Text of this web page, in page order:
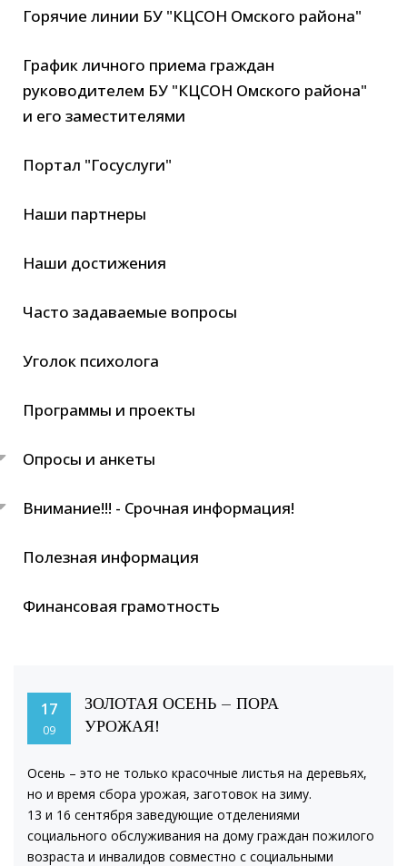
Горячие линии БУ "КЦСОН Омского района"
График личного приема граждан
руководителем БУ "КЦСОН Омского района"
и его заместителями
Портал "Госуслуги"
Наши партнеры
Наши достижения
Часто задаваемые вопросы
Уголок психолога
Программы и проекты
Опросы и анкеты
Внимание!!! - Срочная информация!
Полезная информация
Финансовая грамотность
17
09
ЗОЛОТАЯ ОСЕНЬ – ПОРА
УРОЖАЯ!
Осень – это не только красочные листья на деревьях,
но и время сбора урожая, заготовок на зиму.
13 и 16 сентября заведующие отделениями
социального обслуживания на дому граждан пожилого
возраста и инвалидов совместно с социальными